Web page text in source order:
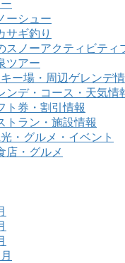
ーシュー
サギ釣り
スノーアクティビティ
ツアー
ー場・周辺ゲレンデ
ンデ・コース・天気情
ト券・割引情報
トラン・施設情報
・グルメ・イベント
店・グルメ